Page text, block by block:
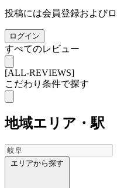
投稿には会員登録および
ログイン
すべてのレビュー
[ALL-REVIEWS]
こだわり条件で探す
地域エリア・駅
エリアから探す